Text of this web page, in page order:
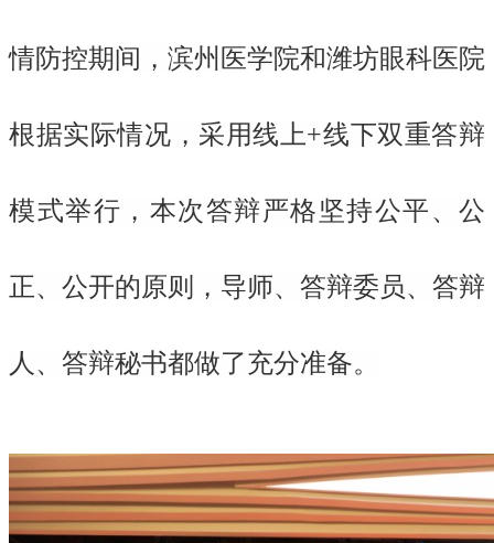
情防控期间，滨州医学院和潍坊眼科医院
根据实际情况，采用线上+线下双重答辩
模式举行，本次答辩严格坚持公平、公
正、公开的原则，导师、答辩委员、答辩
人、答辩秘书都做了充分准备。